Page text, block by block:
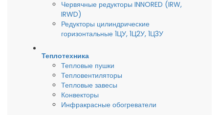
Червячные редукторы INNORED (IRW,
IRWD)
Редукторы цилиндрические
горизонтальные 1ЦУ, 1Ц2У, 1Ц3У
Теплотехника
Тепловые пушки
Тепловентиляторы
Тепловые завесы
Конвекторы
Инфракрасные обогреватели